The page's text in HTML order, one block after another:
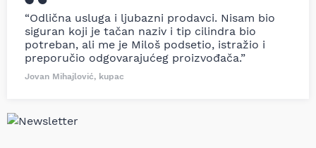
“Odlična usluga i ljubazni prodavci. Nisam bio
siguran koji je tačan naziv i tip cilindra bio
potreban, ali me je Miloš podsetio, istražio i
preporučio odgovarajućeg proizvođača.”
Jovan Mihajlović, kupac